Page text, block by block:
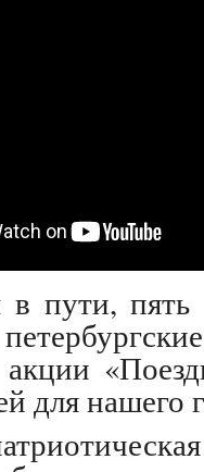
пути,
акции
для нашего